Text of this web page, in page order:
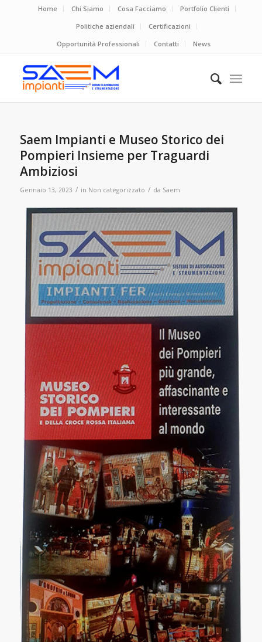
Home Chi Siamo Cosa Facciamo
Portfolio Clienti
Politiche aziendali
Certificazioni
Opportunità Professionali
Contatti News
Saem Impianti e Museo Storico dei
Pompieri Insieme per Traguardi
Ambiziosi
Gennaio 13, 2023 / in Non categorizzato / da Saem